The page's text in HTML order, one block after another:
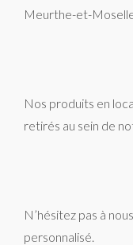
Meurthe-et-
Nos produits en
retirés au sein de
N’hésitez pas à
personnalisé.